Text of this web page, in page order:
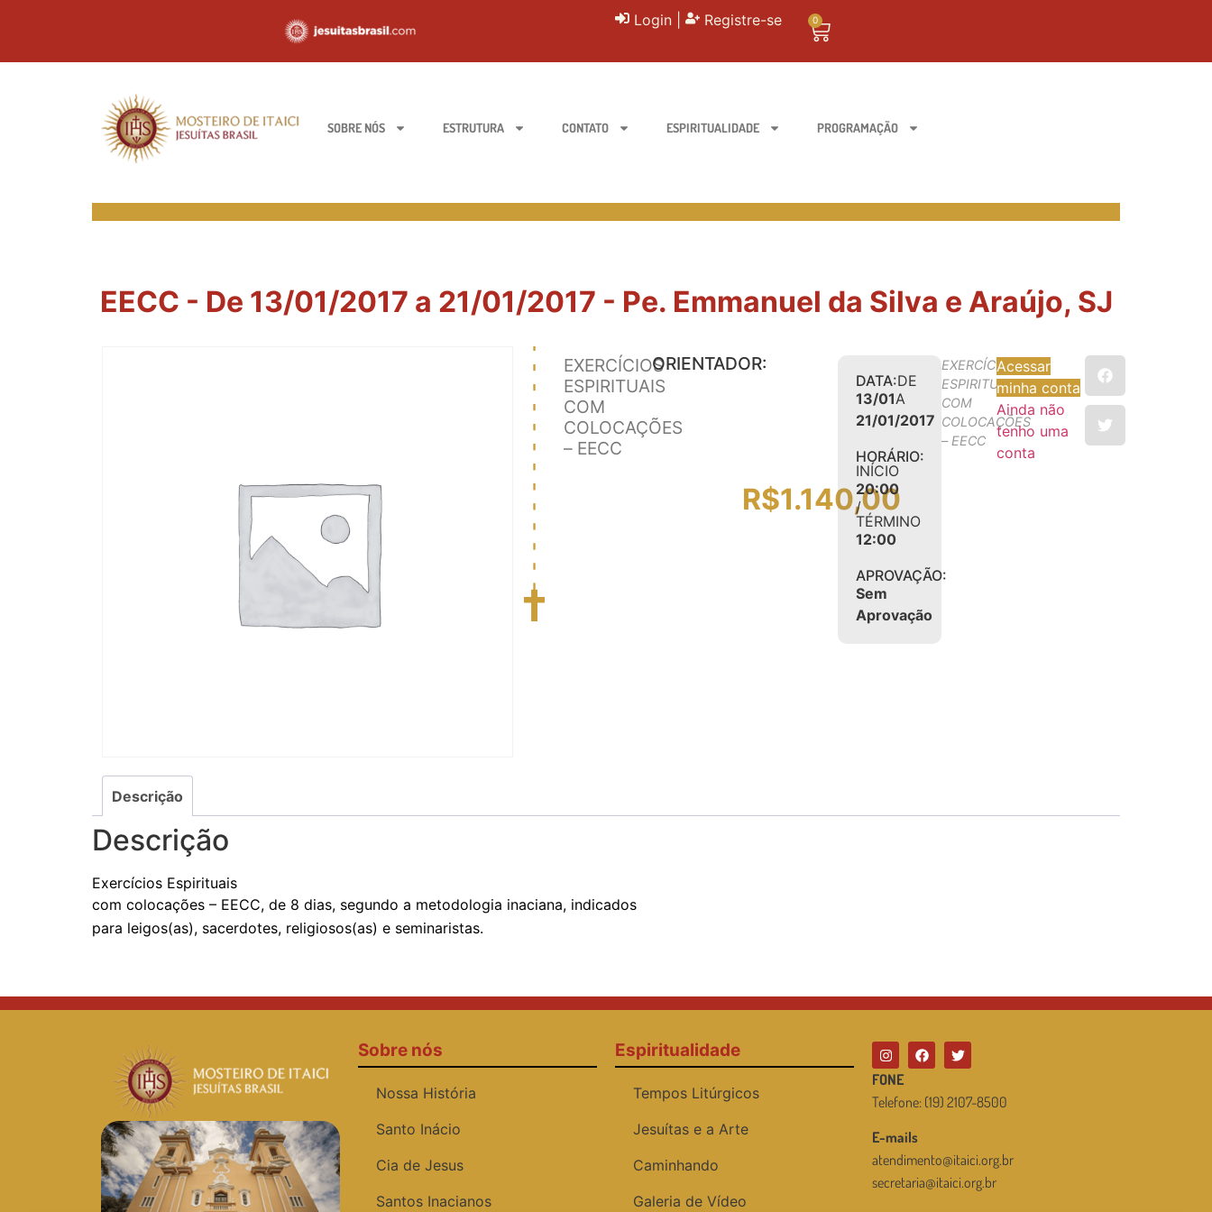
Login Registre-se 0
SOBRE NÓS ESTRUTURA CONTATO ESPIRITUALIDADE PROGRAMAÇÃO
EECC - De 13/01/2017 a 21/01/2017 - Pe. Emmanuel da Silva e Araújo, SJ
EXERCÍCIOS
ESPIRITUAIS
COM
COLOCAÇÕES
– EECC
ORIENTADOR:
R$1.140,00
DATA:DE
13/01A
21/01/2017
HORÁRIO:
INÍCIO
20:00
/
TÉRMINO
12:00
APROVAÇÃO:
Sem
Aprovação
EXERCÍCIOS
ESPIRITUAIS
COM
COLOCAÇÕES
– EECC
Acessar
minha conta
Ainda não
tenho uma
conta
Descrição
Descrição
Exercícios Espirituais
com colocações – EECC, de 8 dias, segundo a metodologia inaciana, indicados
para leigos(as), sacerdotes, religiosos(as) e seminaristas.
Sobre nós
Nossa História
Santo Inácio
Cia de Jesus
Santos Inacianos
Espiritualidade
Tempos Litúrgicos
Jesuítas e a Arte
Caminhando
Galeria de Vídeo
FONE
Telefone: (19) 2107-8500
E-mails
atendimento@itaici.org.br
secretaria@itaici.org.br